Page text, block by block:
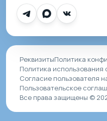
РеквизитыПолитика
Политика использования
Согласие пользователя
Пользовательское
Все права защищены ©